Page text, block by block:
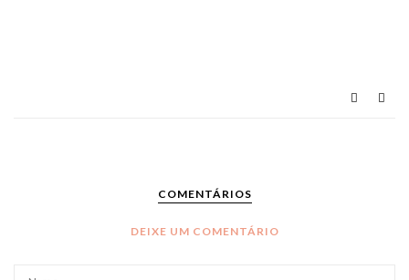
COMENTÁRIOS
DEIXE UM COMENTÁRIO